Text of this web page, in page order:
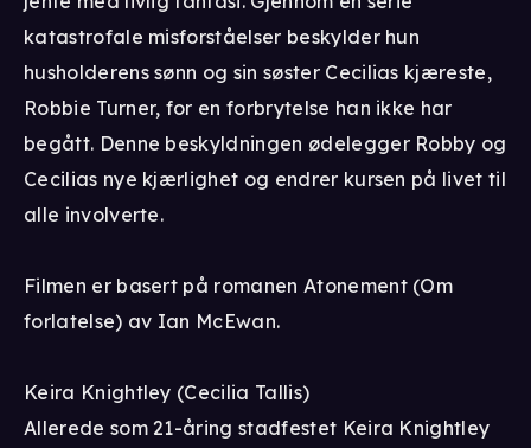
katastrofale misforståelser beskylder hun
husholderens sønn og sin søster Cecilias kjæreste,
Robbie Turner, for en forbrytelse han ikke har
begått. Denne beskyldningen ødelegger Robby og
Cecilias nye kjærlighet og endrer kursen på livet til
alle involverte.
Filmen er basert på romanen Atonement (Om
forlatelse) av Ian McEwan.
Keira Knightley (Cecilia Tallis)
Allerede som 21-åring stadfestet Keira Knightley